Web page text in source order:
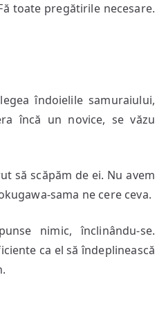
toate pregătirile necesare.
îndoielile samuraiului,
încă un novice, se văzu
să scăpăm de ei. Nu avem
sama ne cere ceva.
nimic, înclinându-se.
ca el să îndeplinească